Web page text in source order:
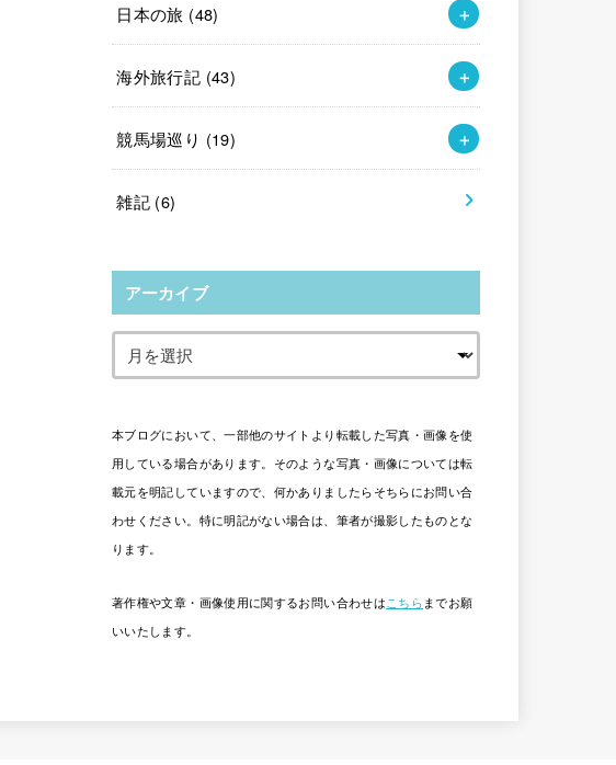
日本の旅 (48)
海外旅行記 (43)
競馬場巡り (19)
雑記 (6)
アーカイブ
本ブログにおいて、一部他のサイトより転載した写真・画像を使
用している場合があります。そのような写真・画像については転
載元を明記していますので、何かありましたらそちらにお問い合
わせください。特に明記がない場合は、筆者が撮影したものとな
ります。
著作権や文章・画像使用に関するお問い合わせはこちら までお願
いいたします。